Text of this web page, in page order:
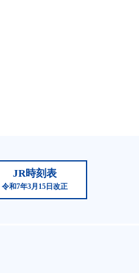
JR時刻表
令和7年3月15日改正